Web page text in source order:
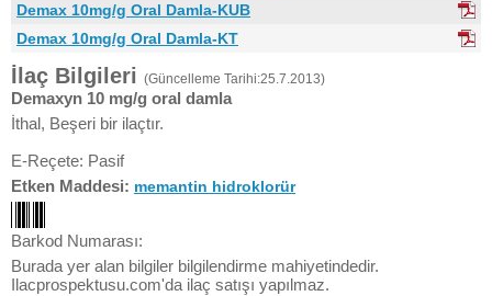
Demax 10mg/g Oral Damla-KUB
Demax 10mg/g Oral Damla-KT
İlaç Bilgileri (Güncelleme Tarihi:25.7.2013)
Demaxyn 10 mg/g oral damla
İthal, Beşeri bir ilaçtır.
E-Reçete: Pasif
Etken Maddesi: memantin hidroklorür
Barkod Numarası:
Burada yer alan bilgiler bilgilendirme mahiyetindedir.
Ilacprospektusu.com'da ilaç satışı yapılmaz.